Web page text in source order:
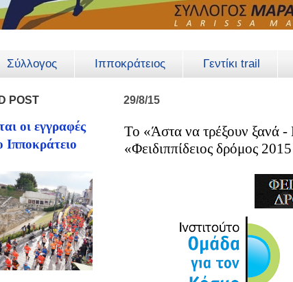
Σύλλογος Ιπποκράτειος Γεντίκι trail
29/8/15
Το «Άστα να τρέξουν ξανά
«Φειδιππίδειος δρόμος 2015
POST
οι εγγραφές
Ιπποκράτειο